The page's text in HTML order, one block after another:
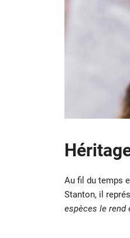
Au fil du temps
Stanton, il
espèces le rend